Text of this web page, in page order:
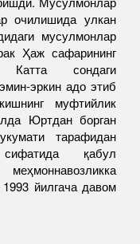
очилишида улкан
мусулмонлар
Ҳаж сафарининг
сондаги
эркин адо этиб
муфтийлик
Юртдан борган
тарафидан
қабул
йилгача давом